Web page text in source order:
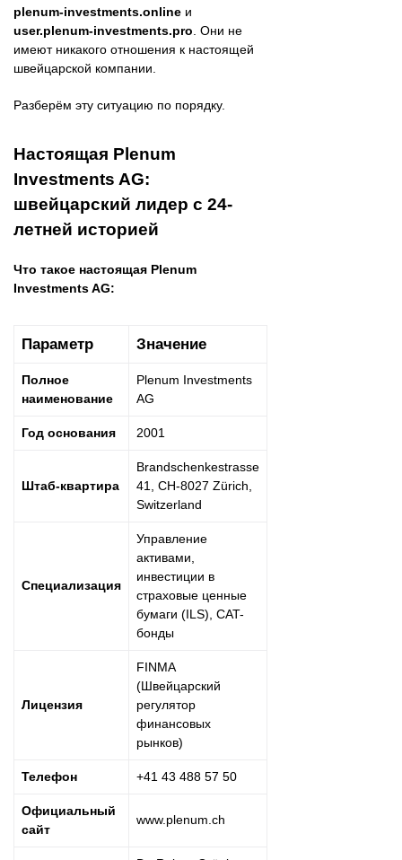
plenum-investments.online и
user.plenum-investments.pro . Они не
имеют никакого отношения к настоящей
швейцарской компании.
Разберём эту ситуацию по порядку.
Настоящая Plenum
Investments AG:
швейцарский лидер с 24-
летней историей
Что такое настоящая Plenum
Investments AG:
Параметр Значение
Полное
наименование
Plenum Investments
AG
Год основания 2001
Штаб-квартира
Brandschenkestrasse
41, CH-8027 Zürich,
Switzerland
Специализация
Управление
активами,
инвестиции в
страховые ценные
бумаги (ILS), CAT-
бонды
Лицензия
FINMA
(Швейцарский
регулятор
финансовых
рынков)
Телефон +41 43 488 57 50
Официальный
сайт
www.plenum.ch